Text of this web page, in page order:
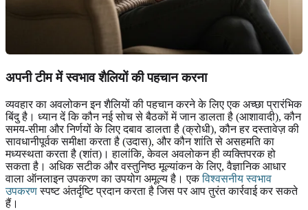
अपनी टीम में स्वभाव शैलियों की पहचान करना
व्यवहार का अवलोकन इन शैलियों की पहचान करने के लिए एक अच्छा प्रारंभिक
बिंदु है। ध्यान दें कि कौन नई सोच से बैठकों में जान डालता है (आशावादी), कौन
समय-सीमा और निर्णयों के लिए दबाव डालता है (क्रोधी), कौन हर दस्तावेज़ की
सावधानीपूर्वक समीक्षा करता है (उदास), और कौन शांति से असहमति का
मध्यस्थता करता है (शांत)। हालांकि, केवल अवलोकन ही व्यक्तिपरक हो
सकता है। अधिक सटीक और वस्तुनिष्ठ मूल्यांकन के लिए, वैज्ञानिक आधार
वाला ऑनलाइन उपकरण का उपयोग अमूल्य है। एकविश्वसनीय स्वभाव
उपकरणस्पष्ट अंतर्दृष्टि प्रदान करता है जिस पर आप तुरंत कार्रवाई कर सकते
हैं।